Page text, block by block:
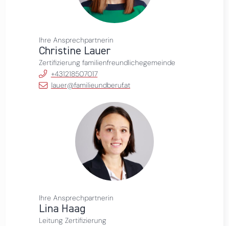
Ihre Ansprechpartnerin
Christine Lauer
Zertifizierung familienfreundlichegemeinde
+431218507017
lauer@familieundberuf.at
Ihre Ansprechpartnerin
Lina Haag
Leitung Zertifizierung